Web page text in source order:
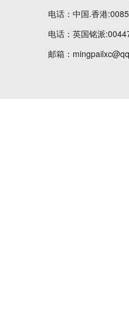
电话：中国.香港
电话：英国铭派
邮箱：